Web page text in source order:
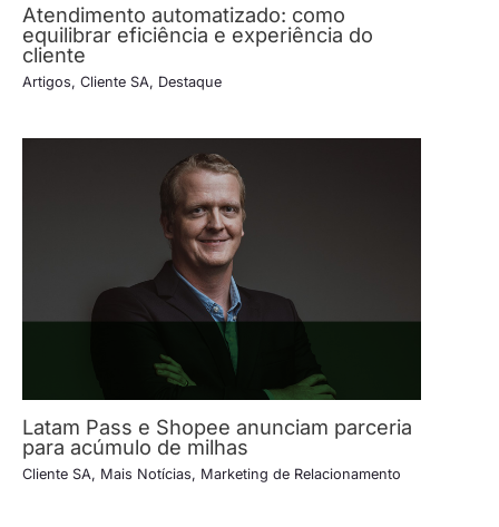
Atendimento automatizado: como
equilibrar eficiência e experiência do
cliente
Artigos, Cliente SA, Destaque
Latam Pass e Shopee anunciam parceria
para acúmulo de milhas
Cliente SA, Mais Notícias, Marketing de Relacionamento